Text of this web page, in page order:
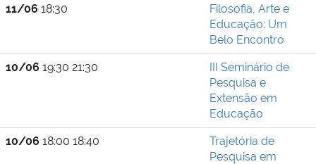
11/06 18:30
Filosofia, Arte e
Educação: Um
Belo Encontro
10/06 19:30 21:30
III Seminário de
Pesquisa e
Extensão em
Educação
10/06 18:00 18:40
Trajetória de
Pesquisa em